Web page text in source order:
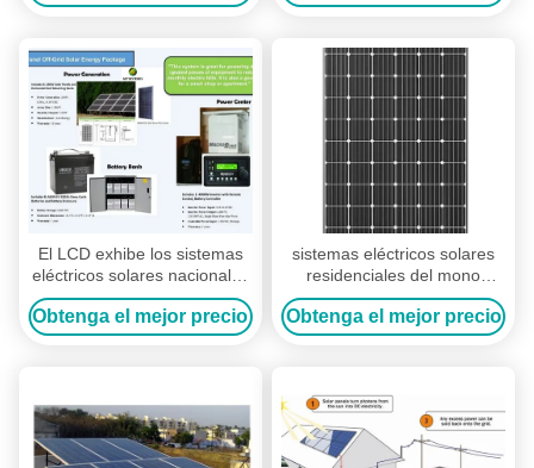
IP65
El LCD exhibe los sistemas
eléctricos solares nacionales
con los disyuntores de la
CA/de DC
Obtenga el mejor precio
sistemas eléctricos solares
residenciales del mono
estanque de peces del panel
solar 320W 3,2 milímetros de
vidrio moderado grueso
Obtenga el mejor precio